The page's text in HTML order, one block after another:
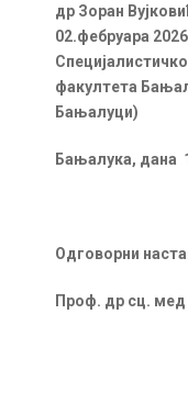
др Зоран
02.фебруара
факултета
Бањалуци)
Бањалука, дана
Одговорни
Проф. др сц. мед